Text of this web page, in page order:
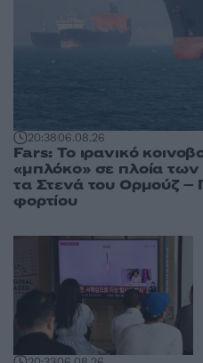
20:3806.08.26
Fars: Το ιρανικό
«μπλόκο» σε πλοία
τα Στενά του Ορμούζ –
φορτίου